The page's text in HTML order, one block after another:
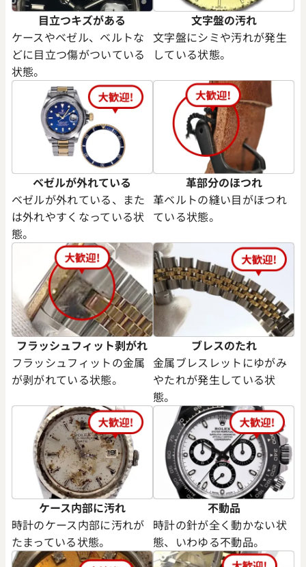
目立つキズがある
ケースやベゼル、ベルトな
どに目立つ傷がついている
状態。
文字盤の汚れ
文字盤にシミや汚れが発生
している状態。
ベゼルが外れている
ベゼルが外れている、また
は外れやすくなっている状
態。
革部分のほつれ
革ベルトの縫い目がほつれ
ている状態。
フラッシュフィット剥がれ
フラッシュフィットの金属
が剥がれている状態。
ブレスのたれ
金属ブレスレットにゆがみ
やたれが発生している状
態。
ケース内部に汚れ
時計のケース内部に汚れが
たまっている状態。
不動品
時計の針が全く動かない状
態、いわゆる不動品。